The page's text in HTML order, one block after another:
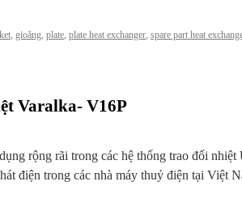
, gioăng, plate, plate heat exchanger, spare part heat
Varalka- V16P
rộng rãi trong các hệ thống trao đổi
điện trong các nhà máy thuỷ điện tại Việt